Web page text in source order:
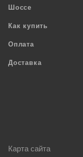
Шоссе
Как купить
Оплата
Доставка
Карта сайта